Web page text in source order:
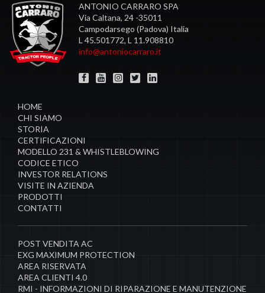
ANTONIO CARRARO SPA
Via Caltana, 24 -35011
Campodarsego (Padova) Italia
L 45.501772, L 11.908810
info@antoniocarraro.it
HOME
CHI SIAMO
STORIA
CERTIFICAZIONI
MODELLO 231 & WHISTLEBLOWING
CODICE ETICO
INVESTOR RELATIONS
VISITE IN AZIENDA
PRODOTTI
CONTATTI
POST VENDITA AC
EXG MAXIMUM PROTECTION
AREA RISERVATA
AREA CLIENTI 4.0
RMI - INFORMAZIONI DI RIPARAZIONE E MANUTENZIONE